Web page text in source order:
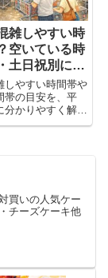
雑しやすい時
空いている時
土日祝別に解
しやすい時間帯や
帯の目安を、平
分かりやすく解
避けたい方へ、空
買いの人気ケー
チーズケーキ他